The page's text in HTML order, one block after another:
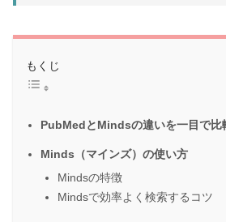
もくじ
PubMedとMindsの違いを一目で比
Minds（マインズ）の使い方
Mindsの特徴
Mindsで効率よく検索するコツ